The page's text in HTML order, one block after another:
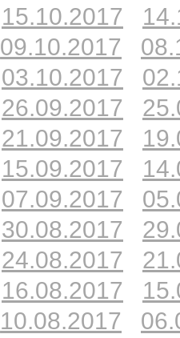
15.10.2017
09.10.2017
03.10.2017
26.09.2017
21.09.2017
15.09.2017
07.09.2017
30.08.2017
24.08.2017
16.08.2017
10.08.2017